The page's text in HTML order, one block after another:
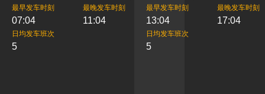
最早发车时刻
07:04
最晚发车时刻
11:04
日均发车班次
5
最早发车时刻
13:04
最晚发车时刻
17:04
日均发车班次
5